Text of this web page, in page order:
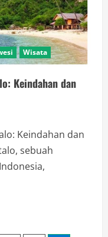
Wisata
Keindahan dan
Keindahan dan
sebuah